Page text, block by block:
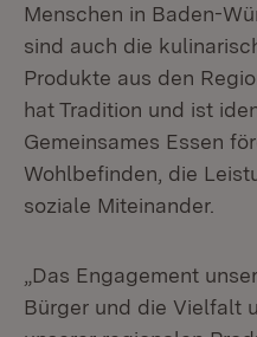
Menschen in Baden-
sind auch die
Produkte aus den
hat Tradition und ist
Gemeinsames Essen
Wohlbefinden, die
soziale Miteinander.
„Das Engagement
Bürger und die Vielfalt